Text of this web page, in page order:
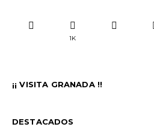
1K
¡¡ VISITA GRANADA !!
DESTACADOS